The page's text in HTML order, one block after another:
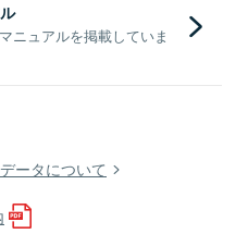
ニュアルを掲載していま
ータについて